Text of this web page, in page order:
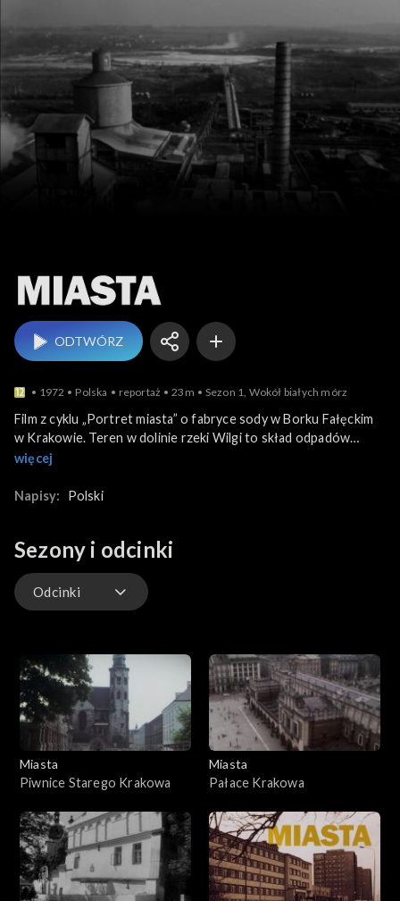
ODTWÓRZ
1972 Polska reportaż 23m Sezon 1, Wokół białych mórz
Film z cyklu „Portret miasta” o fabryce sody w Borku Fałęckim
w Krakowie. Teren w dolinie rzeki Wilgi to skład odpadów
poprodukcyjnych powstały na ponad siedemdziesięciu
podnoszą kwestię związaną z uciążliwą działalnością zakładu dla
wdrożeniu procesu utylizacji odpadów posodowych.
Zakładowe laboratorium opracowało, jako pierwsze w kraju,
technologię utylizacji odpadów. W wyniku tego procesu
powstaną produkty mające zastosowanie w rolnictwie i
więcej
Napisy: Polski
Sezony i odcinki
Odcinki
Miasta
Piwnice Starego Krakowa
Miasta
Pałace Krakowa